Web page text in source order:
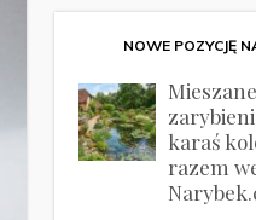
NOWE POZYCJĘ
Mieszane
karaś
razem